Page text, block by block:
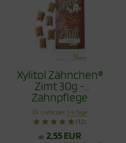
Xylitol Zähnchen®
Zimt 30g -
Zahnpflege
Bonbons
Lieferzeit:1-4 Tage
(12)
ab 2,55 EUR